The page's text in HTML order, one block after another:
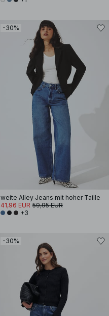
-30%
weite Alley Jeans mit hoher Taille
41,96 EUR 59,95 EUR
+3
-30%